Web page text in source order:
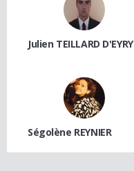
Julien TEILLARD D'EYRY
Ségolène REYNIER